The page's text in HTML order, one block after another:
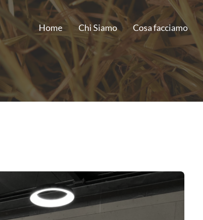
Home Chi Siamo Cosa facciamo